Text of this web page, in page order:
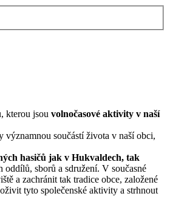
kterou jsou volnočasové aktivity v naší
významnou součástí života v naší obci,
hasičů jak v Hukvaldech, tak
sborů a sdružení. V současné
a zachránit tak tradice obce, založené
tyto společenské aktivity a strhnout